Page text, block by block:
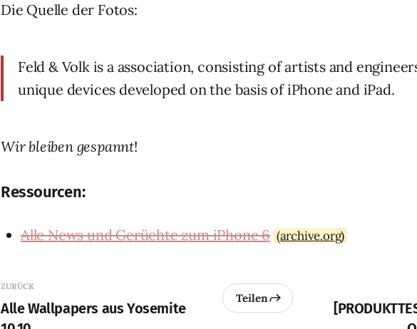
Die Quelle der Fotos:
Feld & Volk is a association, consisting of artists and
unique devices developed on the basis of iPhone and iPad.
Wir bleiben gespannt!
Ressourcen:
Alle News und Gerüchte zum iPhone 6 (archive.org)
ZURÜCK
Alle Wallpapers aus Yosemite
Teilen